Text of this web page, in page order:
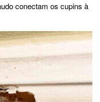
conectam os cupins à